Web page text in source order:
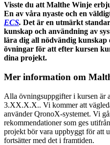
Visste du att Malthe Winje
En av våra nyaste och en
ECS. Det är en utmärkt
kunskap och användning av
lära dig all nödvändig kunskap
övningar för att efter kursen
dina projekt.
Mer information om
Alla övningsuppgifter i kursen är
3.XX.X.X.. Vi kommer att
använder QronoX-systemet. Vi
rekommendationer som ges
projekt bör vara uppbyggt för att
fortsätter med det i framtiden.